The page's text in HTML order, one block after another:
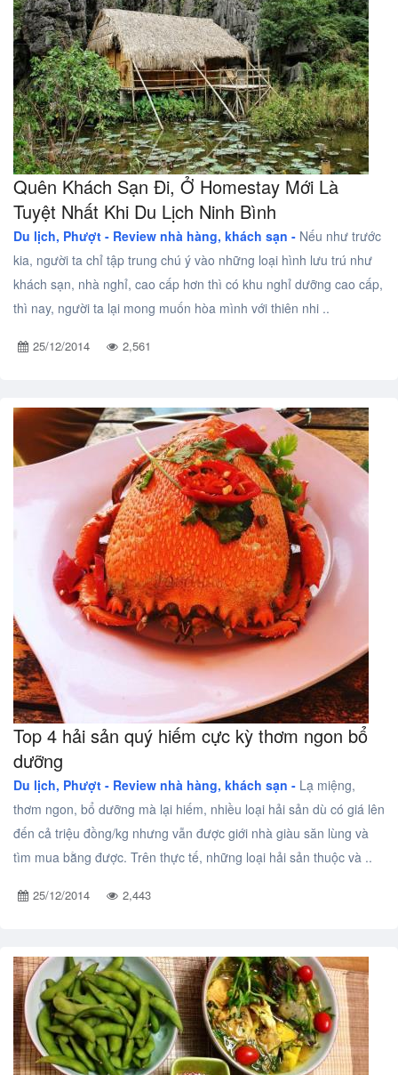
Quên Khách Sạn Đi, Ở Homestay Mới Là
Tuyệt Nhất Khi Du Lịch Ninh Bình
Du lịch, Phượt - Review nhà hàng, khách sạn - Nếu như trước
kia, người ta chỉ tập trung chú ý vào những loại hình lưu trú như
khách sạn, nhà nghỉ, cao cấp hơn thì có khu nghỉ dưỡng cao cấp,
thì nay, người ta lại mong muốn hòa mình với thiên nhi ..
25/12/2014 2,561
Top 4 hải sản quý hiếm cực kỳ thơm ngon bổ
dưỡng
Du lịch, Phượt - Review nhà hàng, khách sạn - Lạ miệng,
thơm ngon, bổ dưỡng mà lại hiếm, nhiều loại hải sản dù có giá lên
đến cả triệu đồng/kg nhưng vẫn được giới nhà giàu săn lùng và
tìm mua bằng được. Trên thực tế, những loại hải sản thuộc và ..
25/12/2014 2,443